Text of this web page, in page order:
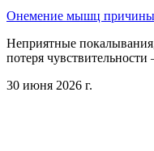
Онемение мышц причины
Неприятные
потеря
30 июня 2026 г.